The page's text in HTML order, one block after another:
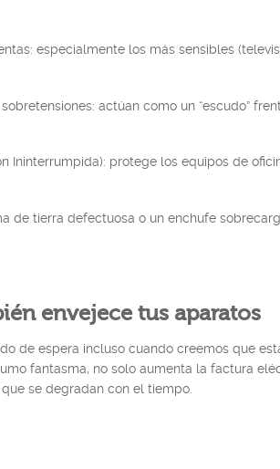
especialmente los más sensibles
actúan como un “escudo”
Ininterrumpida): protege los equipos de
de tierra defectuosa o un enchufe
envejece tus aparatos
de espera incluso cuando creemos que
fantasma, no solo aumenta la factura
se degradan con el tiempo.